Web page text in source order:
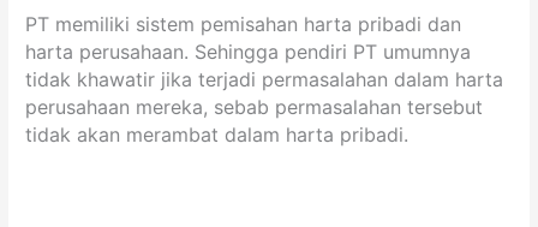
PT memiliki sistem pemisahan harta pribadi dan
harta perusahaan. Sehingga pendiri PT umumnya
tidak khawatir jika terjadi permasalahan dalam harta
perusahaan mereka, sebab permasalahan tersebut
tidak akan merambat dalam harta pribadi.